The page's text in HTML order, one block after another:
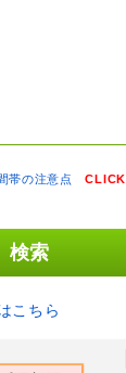
帯の注意点CLICK
こちら